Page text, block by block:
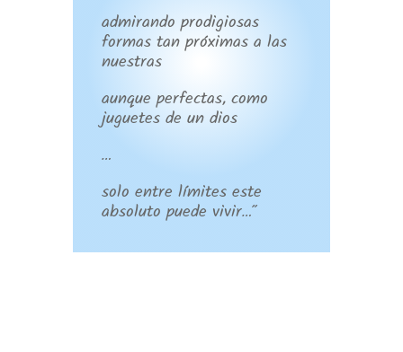
admirando prodigiosas
formas tan próximas a las
nuestras
aunque perfectas, como
juguetes de un dios
…
solo entre límites este
absoluto puede vivir…”